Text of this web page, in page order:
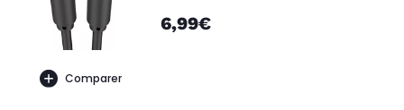
Comparer
6,99€